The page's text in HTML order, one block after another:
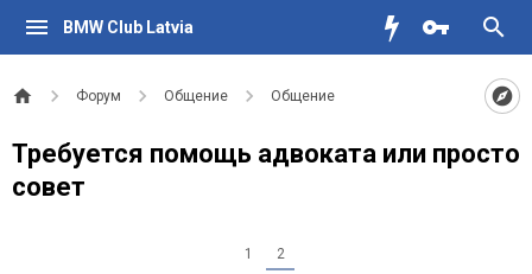
BMW Club Latvia
Форум Общение Общение
Требуется помощь адвоката или просто
совет
1 2